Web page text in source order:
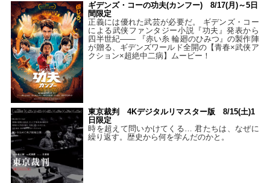
ギデンズ・コーの功夫(カンフー) 8/17(月)～5日
間限定
正義には優れた武芸が必要だ。 ギデンズ・コー
による武侠ファンタジー小説『功夫』発表から
四半世紀―― 『赤い糸 輪廻のひみつ』の製作陣
が贈る、ギデンズワールド全開の【青春×武侠ア
クション×超絶中二病】ムービー！
東京裁判 4Kデジタルリマスター版 8/15(土)1
日限定
時を超えて問いかけてくる… 君たちは、なぜに
繰り返す。歴史から何を学んだのかと。